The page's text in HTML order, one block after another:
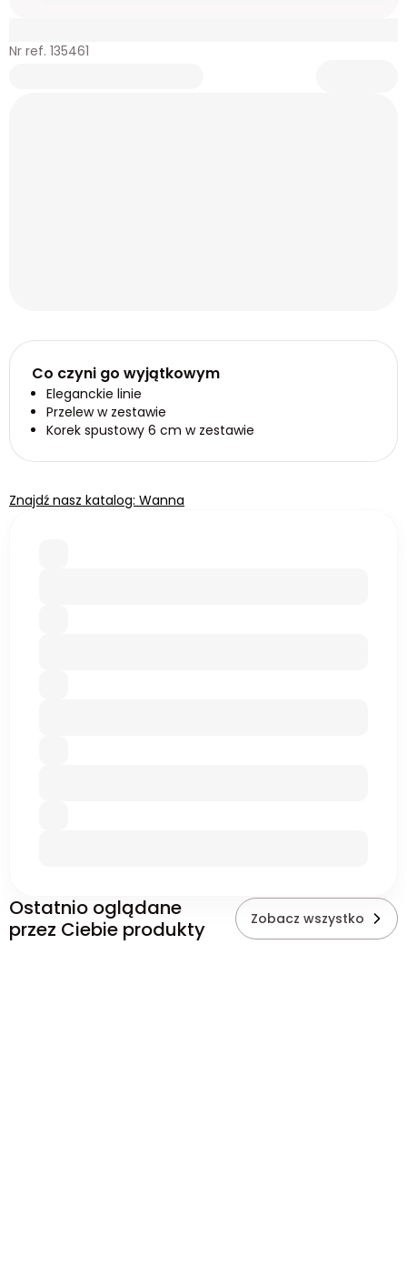
Nr ref. 135461
Co czyni go wyjątkowym
Eleganckie linie
Przelew w zestawie
Korek spustowy 6 cm w zestawie
Znajdź nasz katalog: Wanna
Ostatnio oglądane
przez Ciebie produkty
Zobacz wszystko